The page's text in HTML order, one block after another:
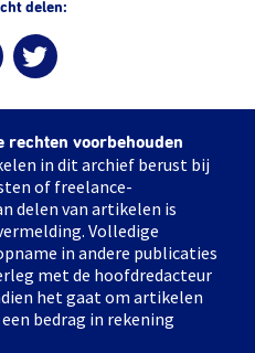
delen:
voorbehouden
in dit archief berust bij
of freelance-
delen van artikelen is
Volledige
in andere publicaties
met de hoofdredacteur
het gaat om artikelen
bedrag in rekening